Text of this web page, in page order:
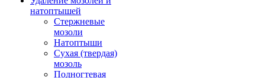
натоптышей
Стержневые
мозоли
Натоптыши
Сухая (твердая)
мозоль
Подногтевая